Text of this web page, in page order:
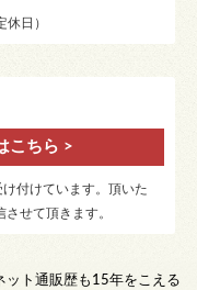
日）
こちら >
付けています。頂いた
せて頂きます。
ット通販歴も15年をこえる